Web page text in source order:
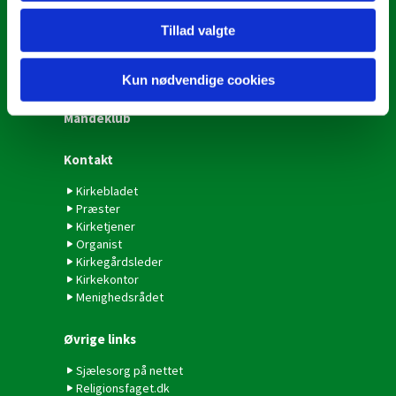
Tillad valgte
Kun nødvendige cookies
Kor
De grønne pigespejdere
Mandeklub
Kontakt
Kirkebladet
Præster
Kirketjener
Organist
Kirkegårdsleder
Kirkekontor
Menighedsrådet
Øvrige links
Sjælesorg på nettet
Religionsfaget.dk